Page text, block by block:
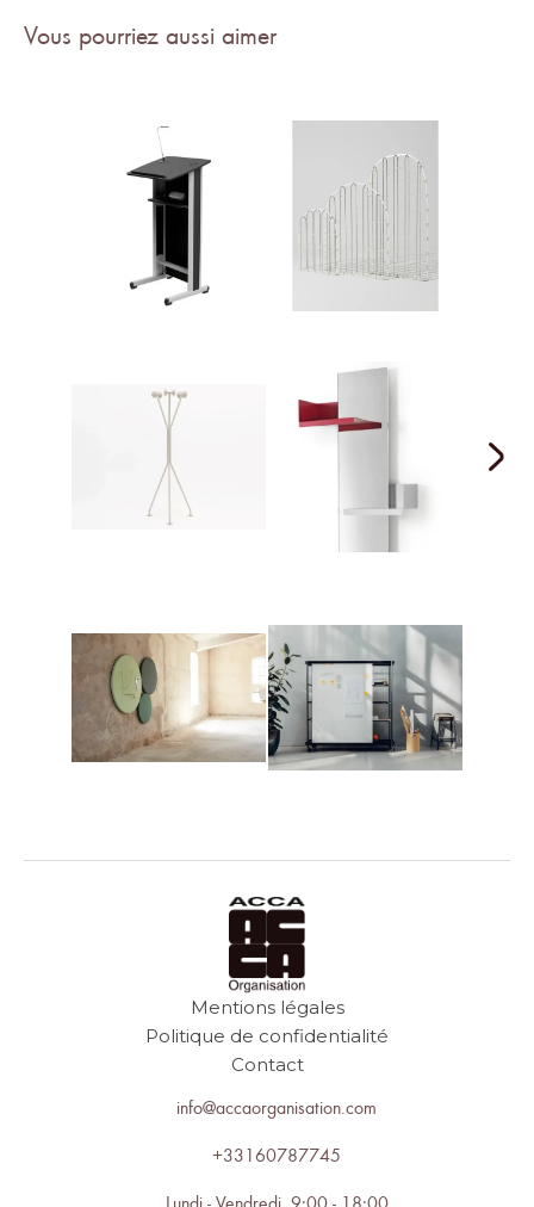
Vous pourriez aussi aimer
Mentions légales
Politique de confidentialité
Contact
info@accaorganisation.com
+33160787745